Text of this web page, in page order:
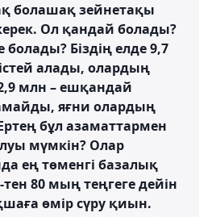
болашақ зейнетақы
Ол қандай болады?
Біздің елде 9,7
алады, олардың
млн – ешқандай
яғни олардың
бұл азаматтармен
мүмкін? Олар
ең төменгі базалық
80 мың теңгеге дейін
өмір сүру қиын.